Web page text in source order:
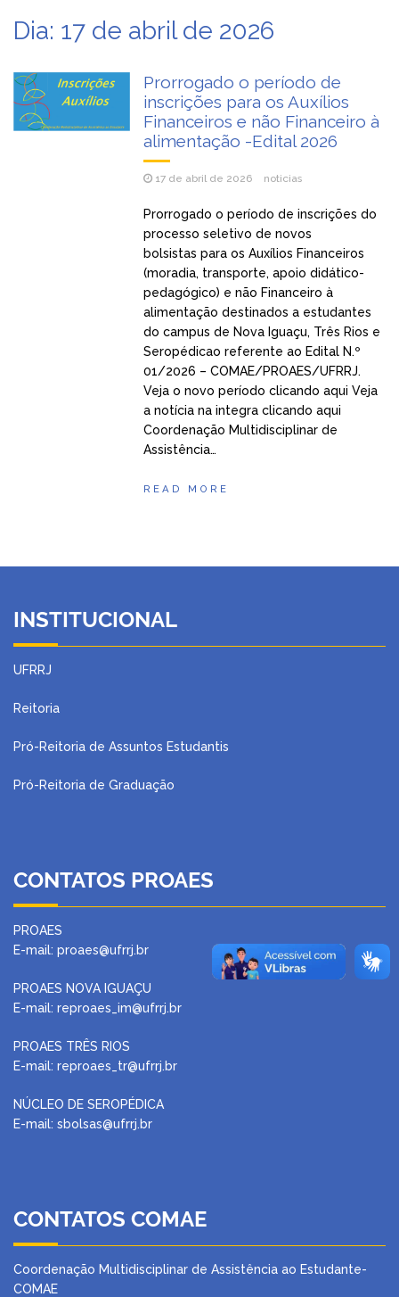
Dia: 17 de abril de 2026
Prorrogado o período de
inscrições para os Auxílios
Financeiros e não Financeiro à
alimentação -Edital 2026
17 de abril de 2026 noticias
Prorrogado o período de inscrições do
processo seletivo de novos
bolsistas para os Auxílios Financeiros
(moradia, transporte, apoio didático-
pedagógico) e não Financeiro à
alimentação destinados a estudantes
do campus de Nova Iguaçu, Três Rios e
Seropédicao referente ao Edital N.º
01/2026 – COMAE/PROAES/UFRRJ.
Veja o novo período clicando aqui Veja
a notícia na integra clicando aqui
Coordenação Multidisciplinar de
Assistência…
READ MORE
INSTITUCIONAL
UFRRJ
Reitoria
Pró-Reitoria de Assuntos Estudantis
Pró-Reitoria de Graduação
CONTATOS PROAES
PROAES
E-mail: proaes@ufrrj.br
PROAES NOVA IGUAÇU
E-mail: reproaes_im@ufrrj.br
PROAES TRÊS RIOS
E-mail: reproaes_tr@ufrrj.br
NÚCLEO DE SEROPÉDICA
E-mail: sbolsas@ufrrj.br
CONTATOS COMAE
Coordenação Multidisciplinar de Assistência ao Estudante-
COMAE